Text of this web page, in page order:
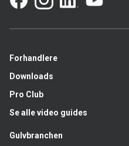
Forhandlere
Downloads
Pro Club
Se alle video guides
Gulvbranchen